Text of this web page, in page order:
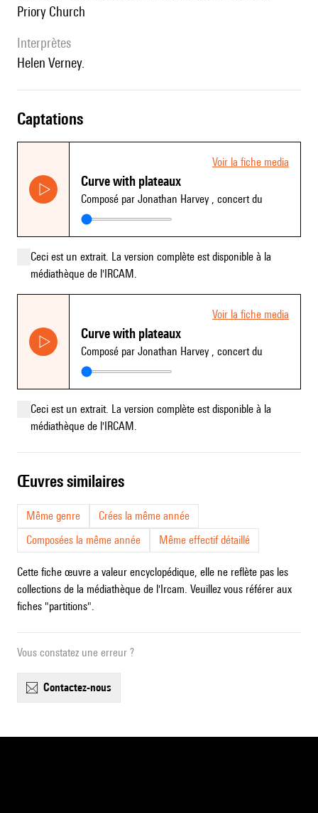
Priory Church
interprètes
Helen Verney.
captations
Voir la fiche media
Curve with plateaux
Composé par Jonathan Harvey , concert du
Ceci est un extrait. La version complète est disponible à la
médiathèque de l'IRCAM.
Voir la fiche media
Curve with plateaux
Composé par Jonathan Harvey , concert du
Ceci est un extrait. La version complète est disponible à la
médiathèque de l'IRCAM.
œuvres similaires
Même genre
Crées la même année
Composées la même année
Même effectif détaillé
Cette fiche œuvre a valeur encyclopédique, elle ne reflète pas les
collections de la médiathèque de l'Ircam. Veuillez vous référer aux
fiches "partitions".
Vous constatez une erreur ?
contactez-nous